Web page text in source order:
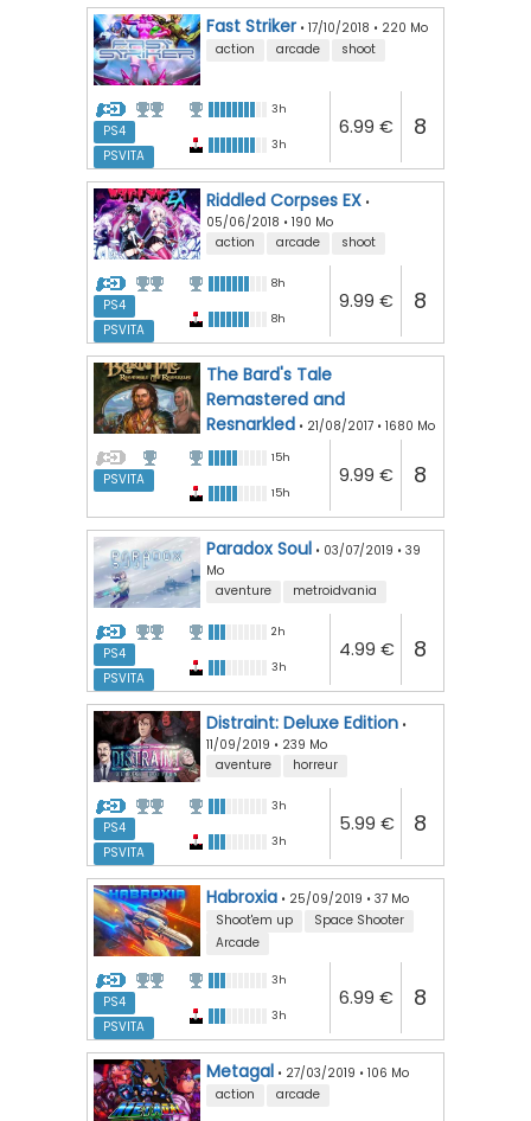
Fast Striker • 17/10/2018 • 220 Mo
action
arcade shoot
PS4
PSVITA
3h
3h
6.99 € 8
Riddled Corpses EX •
05/06/2018 • 190 Mo
action
arcade shoot
PS4
PSVITA
8h
8h
9.99 € 8
The Bard's Tale
Remastered and
Resnarkled • 21/08/2017 • 1680 Mo
RPG
PSVITA
15h
15h
9.99 € 8
Paradox Soul • 03/07/2019 • 39
Mo
aventure
metroidvania
PS4
PSVITA
2h
3h
4.99 € 8
Distraint: Deluxe Edition •
11/09/2019 • 239 Mo
aventure
horreur
PS4
PSVITA
3h
3h
5.99 € 8
Habroxia • 25/09/2019 • 37 Mo
Shoot'em up
Space Shooter
Arcade
PS4
PSVITA
3h
3h
6.99 € 8
Metagal • 27/03/2019 • 106 Mo
action
arcade